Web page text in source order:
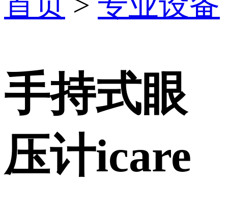
手持式眼
压计icare